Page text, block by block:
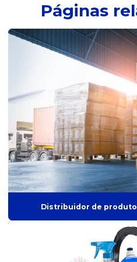
Distribuidor de chá envelopado
Distribuidor de chá lata
Distribuidor de copo descartável
Distribuidor de descartáveis
Distribuidor de doces
Distribuidor elite melhoramentos
Distribuidor de embalagens
Distribuidor de enlatados
Distribuidor de farinha
Distribuidor de guardanapo
Distribuidor de ingredientes
Distribuidor de isotônico
Páginas
Distribuidor de